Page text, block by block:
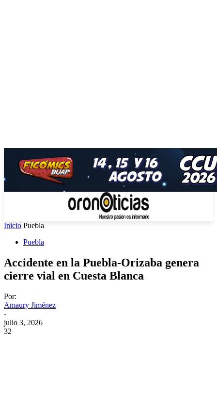
Inicio Puebla
Puebla
Accidente en la Puebla-Orizaba genera
cierre vial en Cuesta Blanca
Por:
Amaury Jiménez
-
julio 3, 2026
32